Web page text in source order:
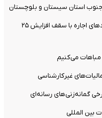
استان سیستان و بلوچستان
جزئیات مصوبه تمدید یک‌ساله قرارداد‌های اجاره با سقف افزایش ۲۵
می‌کنیم
غیرکارشناسی
گمانه‌زنی‌های رسانه‌ای
بین المللی